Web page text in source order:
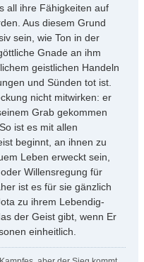
all ihre Fähigkeiten auf
Aus diesem Grund
sein, wie Ton in der
Gnade an ihm
geistlichen Handeln
und Sünden tot ist.
nicht mitwirken: er
Grab gekommen
ist es mit allen
beginnt, an ihnen zu
Leben erweckt sein,
Willensregung für
ist es für sie gänzlich
zu ihrem Lebendig-
der Geist gibt, wenn Er
einheitlich.